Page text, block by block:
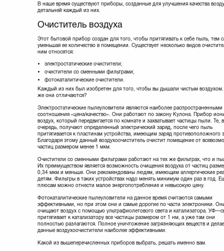
В наше время существуют приборы, созданные для улучшения качества
детальней каждый из них.
Очиститель воздуха
Этот бытовой прибор создан для того, чтобы притягивать к себе пыль, тем
уменьшая ее количество в помещении. Существует несколько видов
ним относятся:
электростатические очистители;
очистители со сменными фильтрами;
фотокаталитические очистители.
Каждый из них был изобретен для того, чтобы вы дышали чистым
же они отличаются?
Электростатические пылеуловители являются наиболее распространенными
соотношения «цена/качество». Они работают по закону Кулона. Прибор
воздух, который передвигается по комнате и захватывает частицы пыли. Те,
очередь, получают определенный электрический заряд, после чего пыль
притягивается к пластинам устройства, имеющим заряд противоположного
Благодаря этому данный воздухоочиститель очистит помещение от
частиц размером менее 1 мкм.
Очистители со сменными фильтрами работают на тех же фильтрах, что и
Их преимуществом является возможность очищения воздуха от частиц
0,34 мкм и меньше. Они рекомендованы людям, имеющим аллергические
детям. Фильтры в таких устройствах надо менять минимум один раз в год.
плюсам можно отнести малое энергопотребление и невысокую цену.
Фотокаталитические пылеуловители на данное время считаются самыми
эффективными, но при этом они и самые дорогие по части электроники.
очищают воздух с помощью ультрафиолетового света и катализатора.
притягивает к катализатору все частицы размером от 1 нм, а уже там они
полностью разлагаются. Полное уничтожение загрязняющих веществ и
данные воздухоочистители наиболее эффективными.
Какой из вышеперечисленных приборов выбрать, решать именно вам.